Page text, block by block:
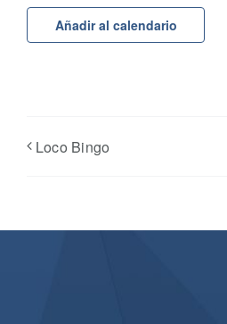
Añadir al calendario
Loco Bingo